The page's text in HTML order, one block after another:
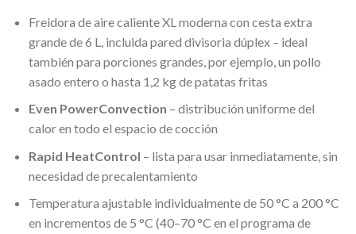
Freidora de aire caliente XL moderna con cesta extra
grande de 6 L, incluida pared divisoria dúplex – ideal
también para porciones grandes, por ejemplo, un pollo
asado entero o hasta 1,2 kg de patatas fritas
Even PowerConvection – distribución uniforme del
calor en todo el espacio de cocción
Rapid HeatControl – lista para usar inmediatamente, sin
necesidad de precalentamiento
Temperatura ajustable individualmente de 50 °C a 200 °C
en incrementos de 5 °C (40–70 °C en el programa de